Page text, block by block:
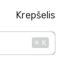
Krepšelis
⌘ K